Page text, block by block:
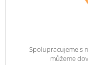
Spolupracujeme s
můžeme